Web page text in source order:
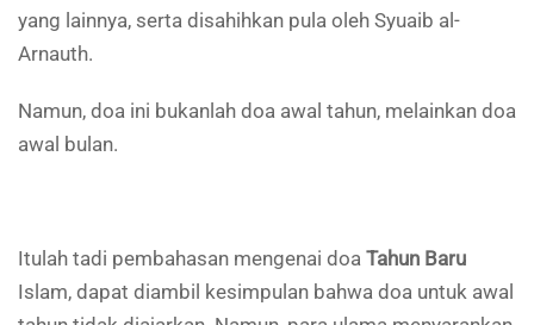
yang lainnya, serta disahihkan pula oleh Syuaib al-
Arnauth.
Namun, doa ini bukanlah doa awal tahun, melainkan doa
awal bulan.
Itulah tadi pembahasan mengenai doa Tahun Baru
Islam, dapat diambil kesimpulan bahwa doa untuk awal